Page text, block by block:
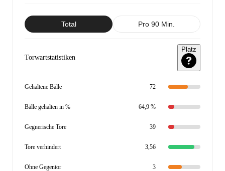
Total Pro 90 Min.
Torwartstatistiken
Platz
Gehaltene Bälle 72
Bälle gehalten in % 64,9 %
Gegnerische Tore 39
Tore verhindert 3,56
Ohne Gegentor 3